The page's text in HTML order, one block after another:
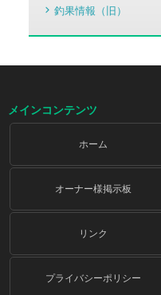
釣果情報（旧）
メインコンテンツ
ホーム
オーナー様掲示板
リンク
プライバシーポリシー